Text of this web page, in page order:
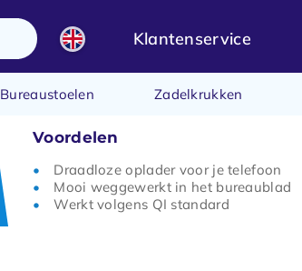
Klantenservice
Bureaustoelen Zadelkrukken
Voordelen
Draadloze oplader voor je telefoon
Mooi weggewerkt in het bureaublad
Werkt volgens QI standard